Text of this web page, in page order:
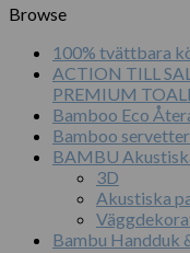
Browse
100% tvättbara
ACTION TILL
PREMIUM
Bamboo Eco
Bamboo servetter
BAMBU
3D
Akustiska
Bambu Handduk